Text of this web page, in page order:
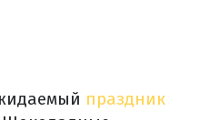
праздник